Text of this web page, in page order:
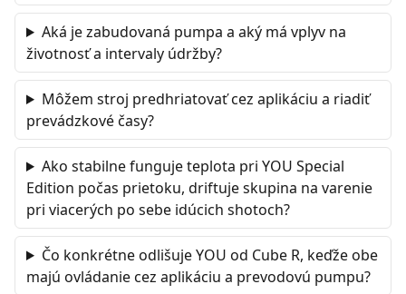
Aká je zabudovaná pumpa a aký má vplyv na
životnosť a intervaly údržby?
Môžem stroj predhriatovať cez aplikáciu a riadiť
prevádzkové časy?
Ako stabilne funguje teplota pri YOU Special
Edition počas prietoku, driftuje skupina na varenie
pri viacerých po sebe idúcich shotoch?
Čo konkrétne odlišuje YOU od Cube R, keďže obe
majú ovládanie cez aplikáciu a prevodovú pumpu?